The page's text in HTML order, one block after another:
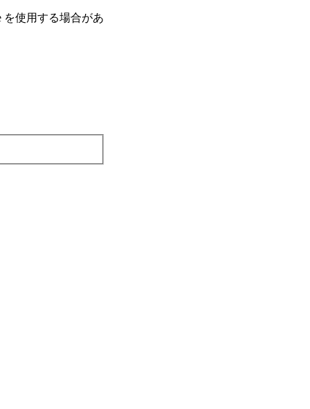
使⽤する場合があ